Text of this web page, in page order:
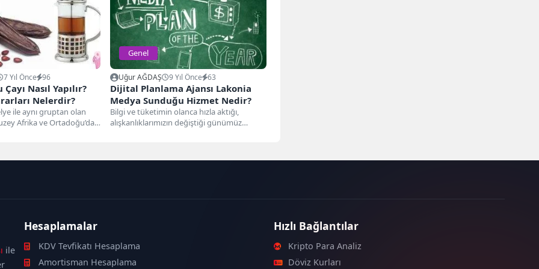
7 Yıl Önce 96
Nasıl Yapılır?
Nelerdir?
ile aynı gruptan olan
Afrika ve Ortadoğu’da
Genel
Uğur AĞDAŞ 9 Yıl Önce 63
Dijital Planlama Ajansı Lakonia
Medya Sunduğu Hizmet Nedir?
Bilgi ve tüketimin olanca hızla aktığı,
alışkanlıklarımızın değiştiği günümüz
ile
Hesaplamalar
KDV Tevfikatı Hesaplama
Amortisman Hesaplama
Hızlı Bağlantılar
Kripto Para Analiz
Döviz Kurları